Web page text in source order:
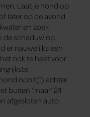
Laat je hond op
later op de avond
en zoek
de schaduw op.
er nauwelijks een
ook te heet voor
nooit(!) achter
buiten ‘maar’ 24
afgesloten auto